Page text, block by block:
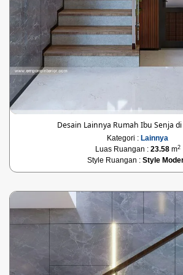
Desain Lainnya Rumah Ibu Senja
Kategori : Lainnya
Luas Ruangan : 23.58m2
Style Ruangan : Style